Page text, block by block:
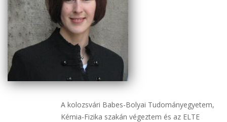
A kolozsvári Babes-Bolyai Tudományegyetem,
Kémia-Fizika szakán végeztem és az ELTE